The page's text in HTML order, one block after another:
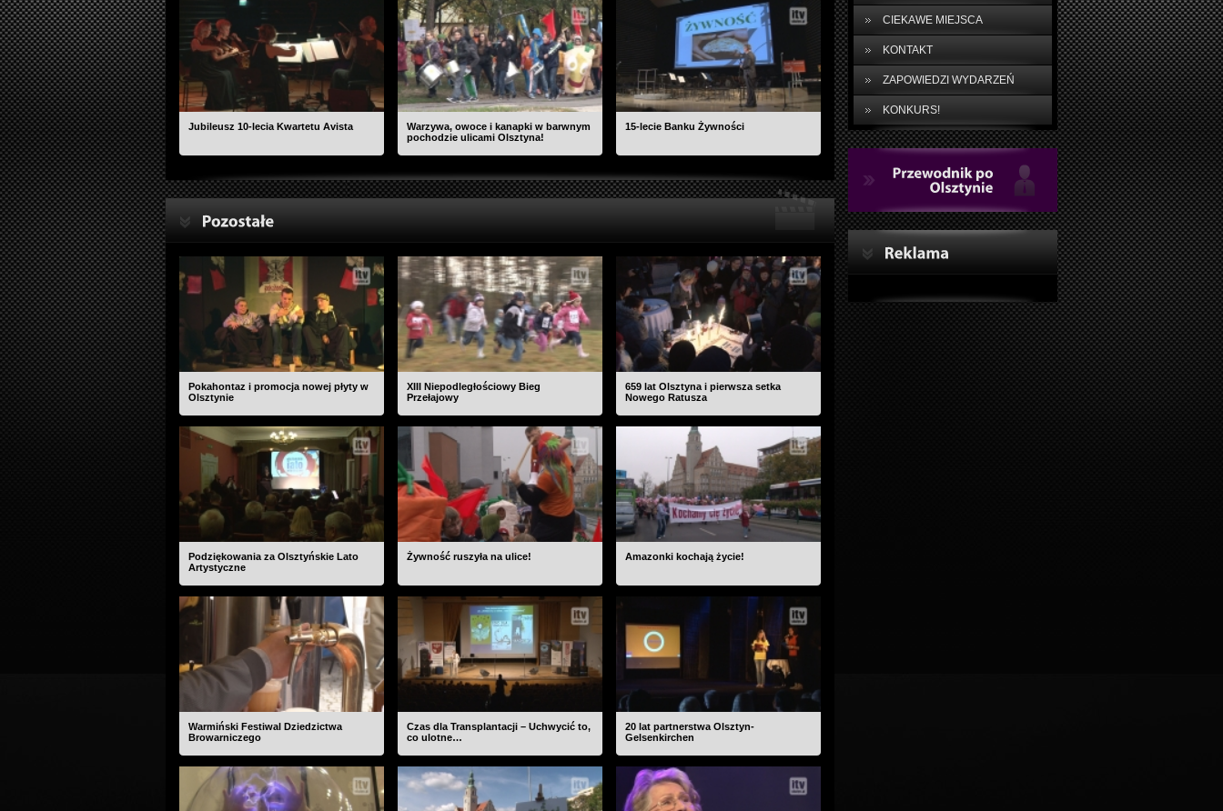
CIEKAWE MIEJSCA
KONTAKT
ZAPOWIEDZI WYDARZEŃ
KONKURS!
Jubileusz 10-lecia Kwartetu Avista
Warzywa, owoce i kanapki w barwnym
pochodzie ulicami Olsztyna!
15-lecie Banku Żywności
Pokahontaz i promocja nowej płyty w
Olsztynie
XIII Niepodległościowy Bieg
Przełajowy
659 lat Olsztyna i pierwsza setka
Nowego Ratusza
Podziękowania za Olsztyńskie Lato
Artystyczne
Żywność ruszyła na ulice! Amazonki kochają życie!
Warmiński Festiwal Dziedzictwa
Browarniczego
Czas dla Transplantacji – Uchwycić to,
co ulotne…
20 lat partnerstwa Olsztyn-
Gelsenkirchen